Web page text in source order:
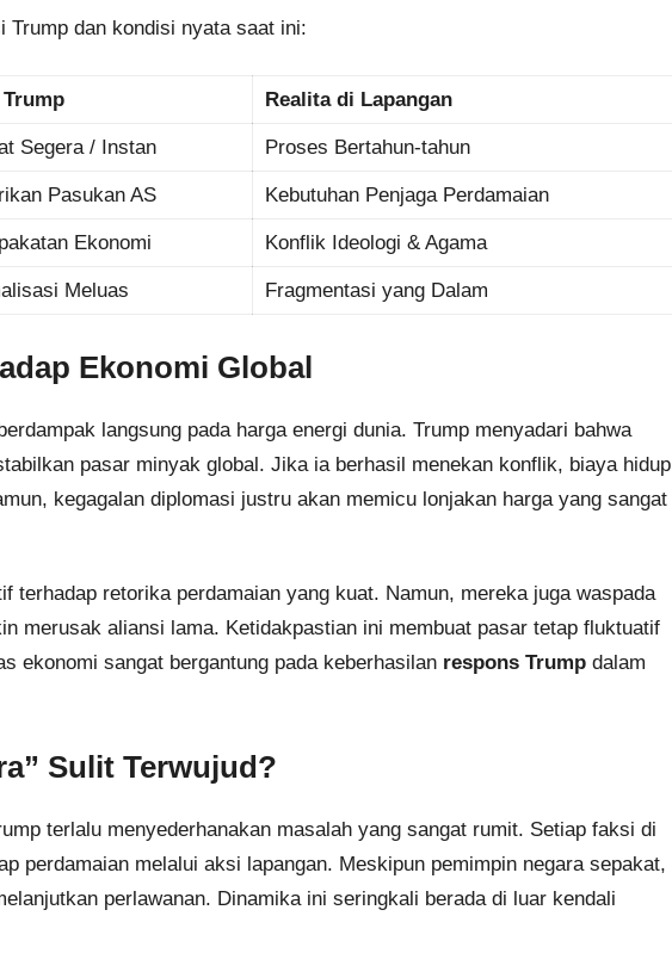
Trump dan kondisi nyata saat ini:
Realita di Lapangan
Segera / Instan Proses Bertahun-tahun
Pasukan AS Kebutuhan Penjaga Perdamaian
Ekonomi Konflik Ideologi & Agama
Meluas Fragmentasi yang Dalam
Ekonomi Global
langsung pada harga energi dunia. Trump menyadari bahwa
pasar minyak global. Jika ia berhasil menekan konflik, biaya hidup
kegagalan diplomasi justru akan memicu lonjakan harga yang sangat
terhadap retorika perdamaian yang kuat. Namun, mereka juga waspada
merusak aliansi lama. Ketidakpastian ini membuat pasar tetap fluktuatif
ekonomi sangat bergantung pada keberhasilan respons Trump dalam
Sulit Terwujud?
terlalu menyederhanakan masalah yang sangat rumit. Setiap faksi di
perdamaian melalui aksi lapangan. Meskipun pemimpin negara sepakat,
perlawanan. Dinamika ini seringkali berada di luar kendali